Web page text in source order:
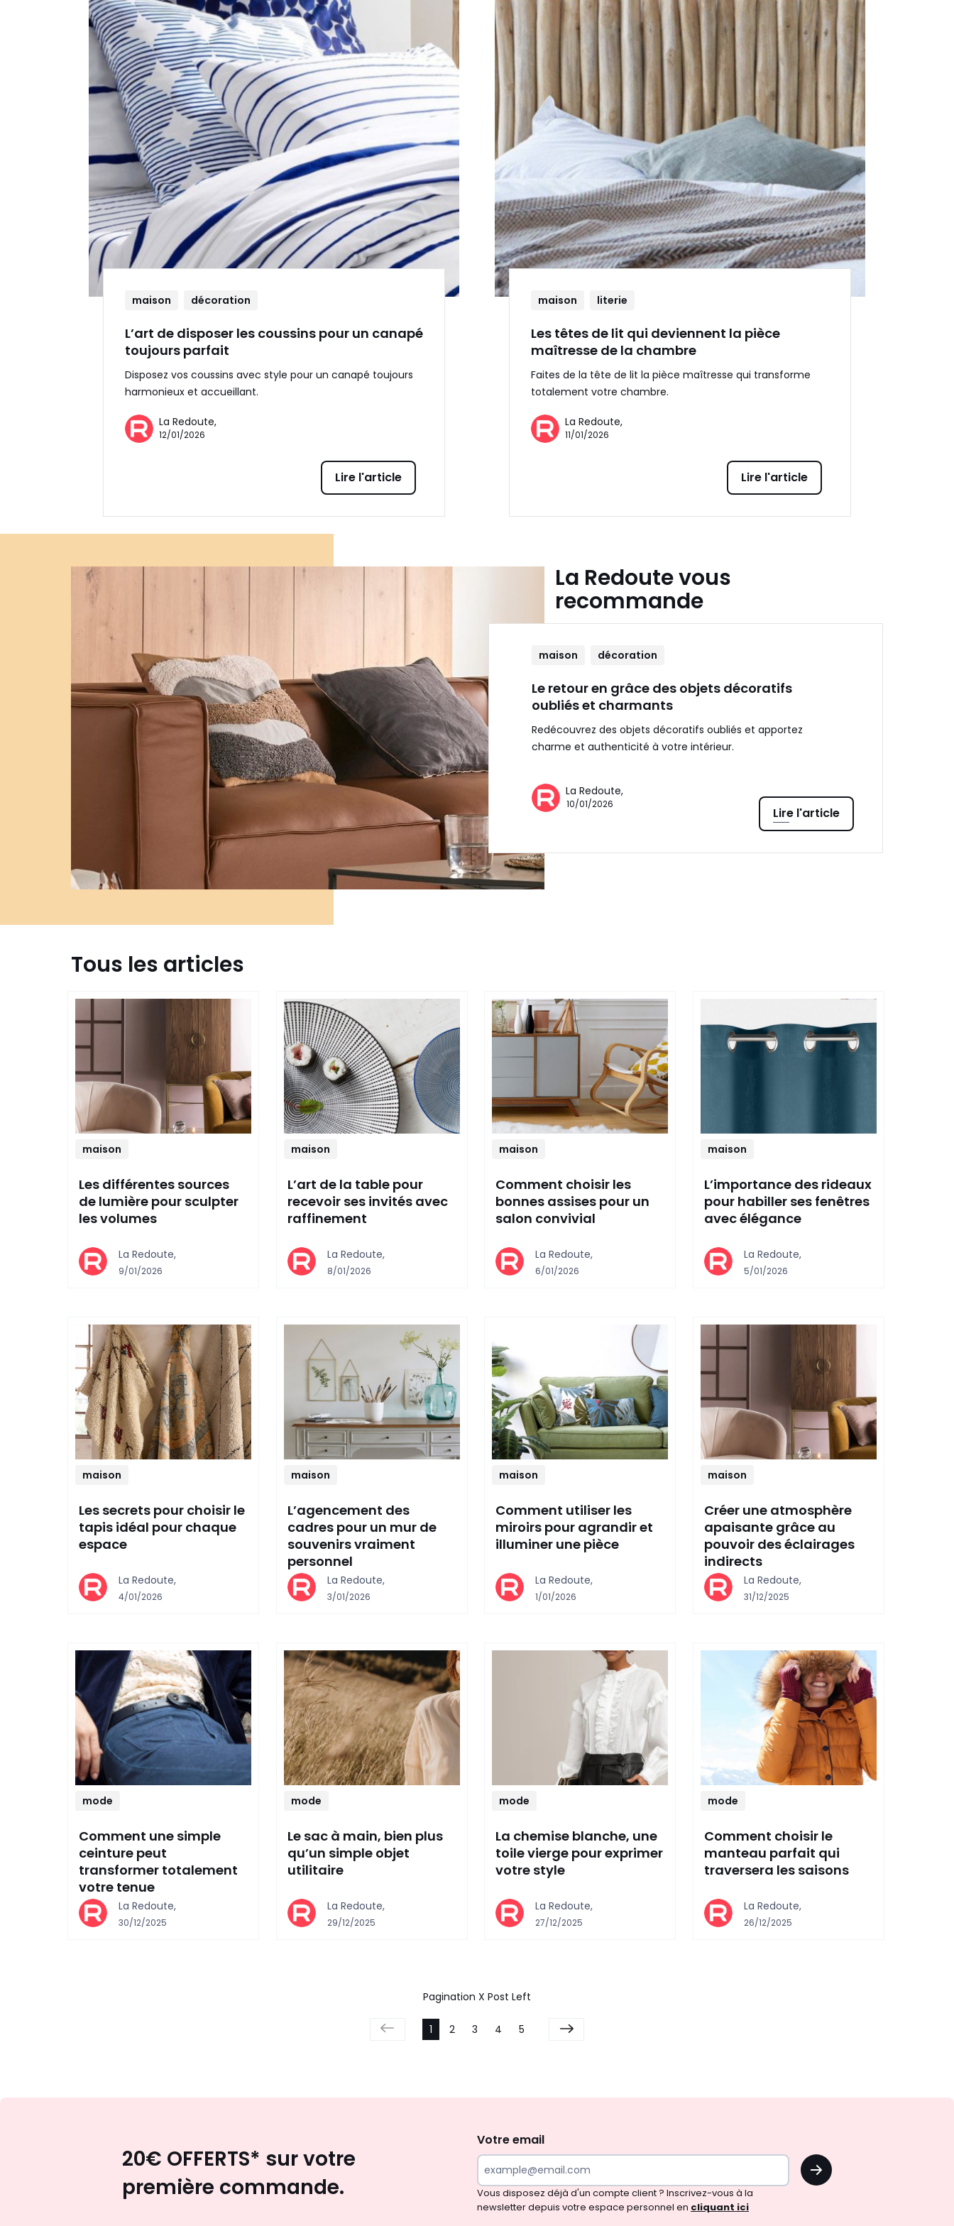
maison décoration
L’art de disposer les coussins pour un canapé
toujours parfait
Disposez vos coussins avec style pour un canapé toujours
harmonieux et accueillant.
La Redoute,
12/01/2026
Lire l'article
maison literie
Les têtes de lit qui deviennent la pièce
maîtresse de la chambre
Faites de la tête de lit la pièce maîtresse qui transforme
totalement votre chambre.
La Redoute,
11/01/2026
Lire l'article
La Redoute vous
recommande
maison décoration
Le retour en grâce des objets décoratifs
oubliés et charmants
Redécouvrez des objets décoratifs oubliés et apportez
charme et authenticité à votre intérieur.
La Redoute,
10/01/2026
Lire l'article
Tous les articles
maison
Les différentes sources
de lumière pour sculpter
les volumes
La Redoute,
9/01/2026
maison
L’art de la table pour
recevoir ses invités avec
raffinement
La Redoute,
8/01/2026
maison
Comment choisir les
bonnes assises pour un
salon convivial
La Redoute,
6/01/2026
maison
L’importance des rideaux
pour habiller ses fenêtres
avec élégance
La Redoute,
5/01/2026
maison
Les secrets pour choisir le
tapis idéal pour chaque
espace
La Redoute,
4/01/2026
maison
L’agencement des
cadres pour un mur de
souvenirs vraiment
personnel
La Redoute,
3/01/2026
maison
Comment utiliser les
miroirs pour agrandir et
illuminer une pièce
La Redoute,
1/01/2026
maison
Créer une atmosphère
apaisante grâce au
pouvoir des éclairages
indirects
La Redoute,
31/12/2025
mode
Comment une simple
ceinture peut
transformer totalement
votre tenue
La Redoute,
30/12/2025
mode
Le sac à main, bien plus
qu’un simple objet
utilitaire
La Redoute,
29/12/2025
mode
La chemise blanche, une
toile vierge pour exprimer
votre style
La Redoute,
27/12/2025
mode
Comment choisir le
manteau parfait qui
traversera les saisons
La Redoute,
26/12/2025
Pagination X Post Left
1 2 3 4 5
et
de
surprises?
20€ OFFERTS* sur votre
première commande.
Votre email
OK
Vous disposez déjà d'un compte client ? Inscrivez-vous à la
newsletter depuis votre espace personnel en cliquant ici